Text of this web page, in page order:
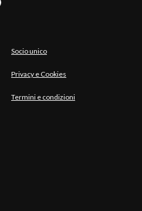
Socio unico
Privacy e Cookies
Termini e condizioni